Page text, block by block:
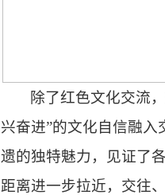
除了红色文化交流
兴奋进”的文化自信融
遗的独特魅力，见证了
距离进一步拉近，交往